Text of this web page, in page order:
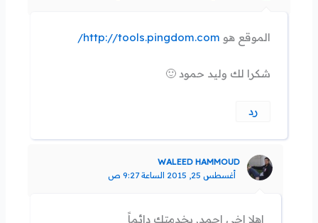
الموقع هو http://tools.pingdom.com/
شكرا لك وليد حمود 🙂
رد
WALEED HAMMOUD
أغسطس 25, 2015 الساعة 9:27 ص
اهلا اخي احمد, بخدمتك دائماً